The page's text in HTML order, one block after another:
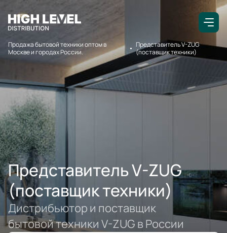
Продажа бытовой техники оптом в
Москве и городах России.
Представитель V-ZUG
(поставщик техники)
Представитель V-ZUG
(поставщик техники)
Дистрибьютор и поставщик
бытовой техники V-ZUG в России